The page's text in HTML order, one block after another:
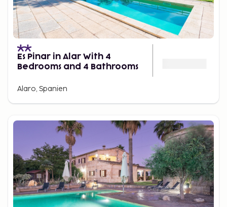
Es Pinar in Alar With 4
Bedrooms and 4 Bathrooms
Alaro, Spanien